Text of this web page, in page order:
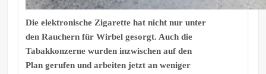
Die elektronische Zigarette hat nicht nur unter
den Rauchern für Wirbel gesorgt. Auch die
Tabakkonzerne wurden inzwischen auf den
Plan gerufen und arbeiten jetzt an weniger